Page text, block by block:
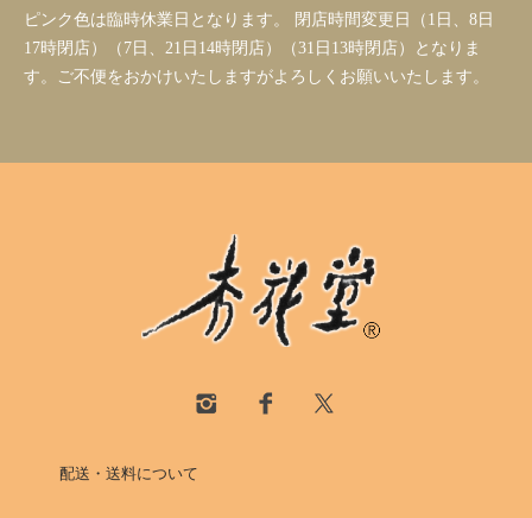
ピンク色は臨時休業日となります。 閉店時間変更日（1日、8日
17時閉店）（7日、21日14時閉店）（31日13時閉店）となりま
す。ご不便をおかけいたしますがよろしくお願いいたします。
配送・送料について